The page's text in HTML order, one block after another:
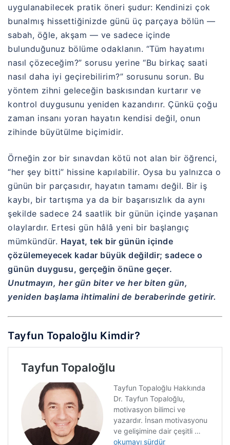
uygulanabilecek pratik öneri şudur: Kendinizi çok
bunalmış hissettiğinizde günü üç parçaya bölün —
sabah, öğle, akşam — ve sadece içinde
bulunduğunuz bölüme odaklanın. “Tüm hayatımı
nasıl çözeceğim?” sorusu yerine “Bu birkaç saati
nasıl daha iyi geçirebilirim?” sorusunu sorun. Bu
yöntem zihni geleceğin baskısından kurtarır ve
kontrol duygusunu yeniden kazandırır. Çünkü çoğu
zaman insanı yoran hayatın kendisi değil, onun
zihinde büyütülme biçimidir.
Örneğin zor bir sınavdan kötü not alan bir öğrenci,
“her şey bitti” hissine kapılabilir. Oysa bu yalnızca o
günün bir parçasıdır, hayatın tamamı değil. Bir iş
kaybı, bir tartışma ya da bir başarısızlık da aynı
şekilde sadece 24 saatlik bir günün içinde yaşanan
olaylardır. Ertesi gün hâlâ yeni bir başlangıç
mümkündür. Hayat, tek bir günün içinde
çözülemeyecek kadar büyük değildir; sadece o
günün duygusu, gerçeğin önüne geçer.
Unutmayın, her gün biter ve her biten gün,
yeniden başlama ihtimalini de beraberinde getirir.
Tayfun Topaloğlu Kimdir?